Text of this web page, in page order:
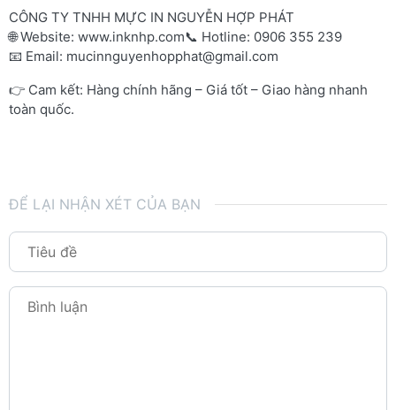
CÔNG TY TNHH MỰC IN NGUYỄN HỢP PHÁT
🌐 Website: www.inknhp.com📞 Hotline: 0906 355 239
📧 Email: mucinnguyenhopphat@gmail.com
👉 Cam kết: Hàng chính hãng – Giá tốt – Giao hàng nhanh
toàn quốc.
ĐỂ LẠI NHẬN XÉT CỦA BẠN